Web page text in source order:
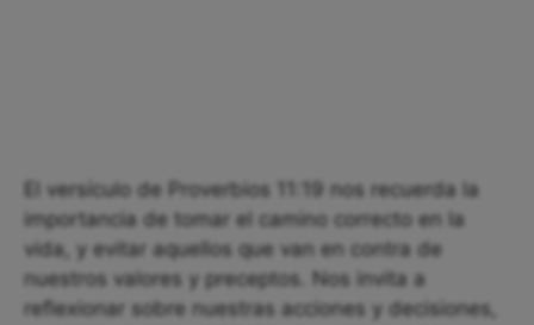
El versículo de Proverbios 11:19 nos recuerda la
importancia de tomar el camino correcto en la
vida, y evitar aquellos que van en contra de
nuestros valores y preceptos. Nos invita a
reflexionar sobre nuestras acciones y decisiones,